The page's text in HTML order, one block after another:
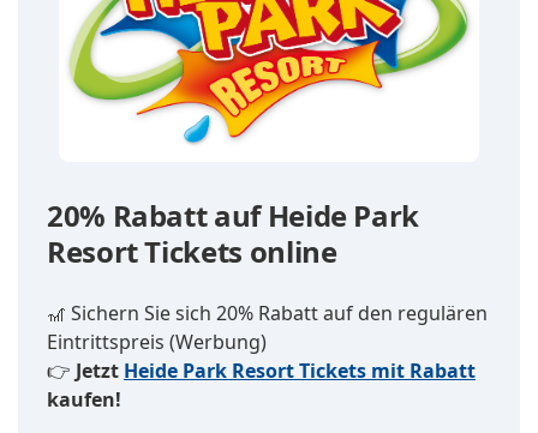
20% Rabatt auf Heide Park
Resort Tickets online
🎢 Sichern Sie sich 20% Rabatt auf den regulären
Eintrittspreis (Werbung)
👉 Jetzt Heide Park Resort Tickets mit Rabatt
kaufen!